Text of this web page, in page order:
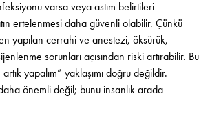
varsa veya astım belirtileri
ertelenmesi daha güvenli olabilir. Çünkü
yapılan cerrahi ve anestezi, öksürük,
sorunları açısından riski artırabilir. Bu
yapalım” yaklaşımı doğru değildir.
önemli değil; bunu insanlık arada